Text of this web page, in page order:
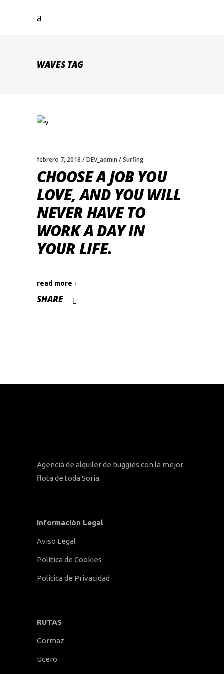
WAVES TAG
febrero 7, 2018 DEV_admin Surfing
CHOOSE A JOB YOU
LOVE, AND YOU WILL
NEVER HAVE TO
WORK A DAY IN
YOUR LIFE.
read more
SHARE
Agencia de alquiler de buggies con la mejor
flota de toda Soria.
Información Legal
Aviso Legal
Política de Cookies
Política de Privacidad
RUTAS
Gormaz
Ucero